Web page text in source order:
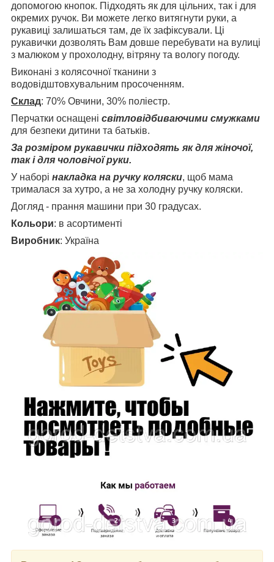
допомогою кнопок. Підходять як для цільних, так і для
окремих ручок. Ви можете легко витягнути руки, а
рукавиці залишаться там, де їх зафіксували. Ці
рукавички дозволять Вам довше перебувати на вулиці
з малюком у прохолодну, вітряну та вологу погоду.
Виконані з колясочної тканини з
водовідштовхувальним просоченням.
Склад: 70% Овчини, 30% поліестр.
Перчатки оснащені світловідбиваючими смужками
для безпеки дитини та батьків.
За розміром рукавички підходять як для жіночої,
так і для чоловічої руки.
У наборі накладка на ручку коляски, щоб мама
трималася за хутро, а не за холодну ручку коляски.
Догляд - прання машини при 30 градусах.
Кольори: в асортименті
Виробник: Україна